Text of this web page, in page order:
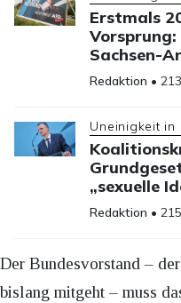
Erstmals
Sachsen-
Redaktion •
Uneinigkeit in
„sexuelle
Redaktion •
Der Bundesvorstand –
bislang mitgeht – muss